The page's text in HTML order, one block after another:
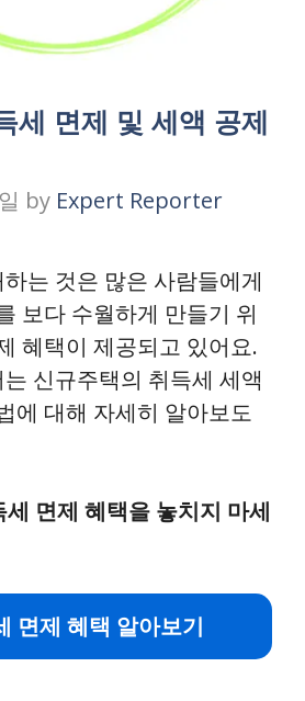
세 면제 및 세액 공제
by Expert Reporter
는 것은 많은 사람들에게
보다 수월하게 만들기 위
혜택이 제공되고 있어요.
신규주택의 취득세 세액
에 대해 자세히 알아보도
면제 혜택을 놓치지 마세
면제 혜택 알아보기